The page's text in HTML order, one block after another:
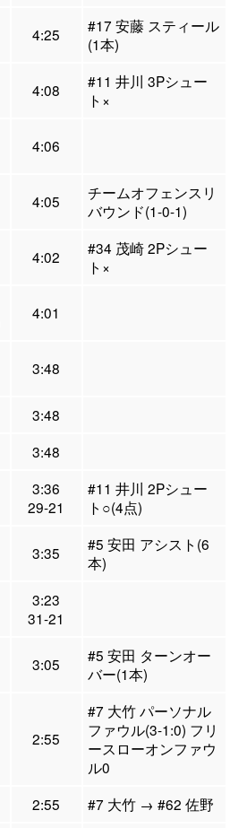
4:25
#17 安藤 スティール
(1本)
4:08
#11 井川 3Pシュー
ト×
4:06
4:05
チームオフェンスリ
バウンド(1-0-1)
4:02
#34 茂崎 2Pシュー
ト×
4:01
3:48
3:48
3:48
3:36
29-21
#11 井川 2Pシュー
ト○(4点)
3:35
#5 安田 アシスト(6
本)
3:23
31-21
3:05
#5 安田 ターンオー
バー(1本)
2:55
#7 大竹 パーソナル
ファウル(3-1:0) フリ
ースローオンファウ
ル0
2:55
#7 大竹 → #62 佐野